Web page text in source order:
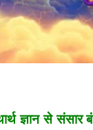
ज्ञान से